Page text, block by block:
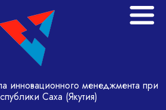
менеджмента при
Саха (Якутия)